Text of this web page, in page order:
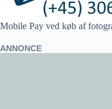
Mobile Pay ved køb af
ANNONCE